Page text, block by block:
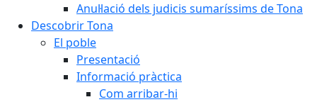
Anul·lació dels judicis sumaríssims de Tona
Descobrir Tona
El poble
Presentació
Informació pràctica
Com arribar-hi